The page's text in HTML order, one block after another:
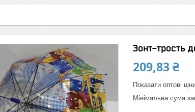
Зонт-трость
209,83 ₴
Показати оптові
Мінімальна сума